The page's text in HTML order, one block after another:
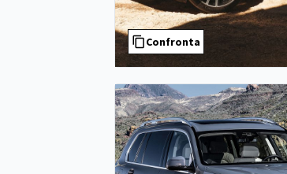
Confronta